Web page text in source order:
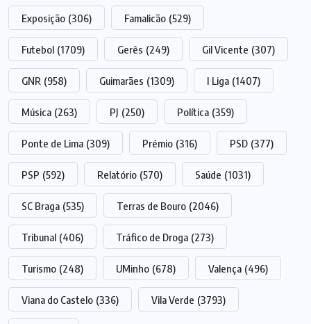
Exposição (306) Famalicão (529)
Futebol (1709) Gerês (249) Gil Vicente (307)
GNR (958) Guimarães (1309) I Liga (1407)
Música (263) PJ (250) Política (359)
Ponte de Lima (309) Prémio (316) PSD (377)
PSP (592) Relatório (570) Saúde (1031)
SC Braga (535) Terras de Bouro (2046)
Tribunal (406) Tráfico de Droga (273)
Turismo (248) UMinho (678) Valença (496)
Viana do Castelo (336) Vila Verde (3793)